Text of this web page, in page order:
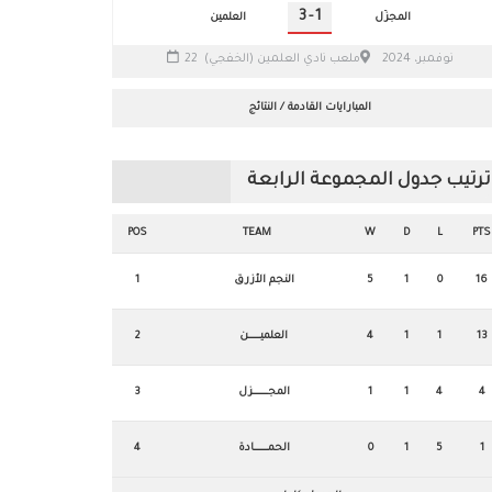
العلمين 3- 1 المجزّل
22 نوفمبر، 2024 ملعب نادي العلمين (الخفجي)
المبارايات القادمة / النتائج
ترتيب جدول المجموعة الرابعة
POS TEAM W D L PTS
1 النجم الأزرق 5 1 0 16
2 العلميـــــــــــن 4 1 1 13
3 المجــــــــــــــزل 1 1 4 4
4 الحمـــــــــــــادة 0 1 5 1